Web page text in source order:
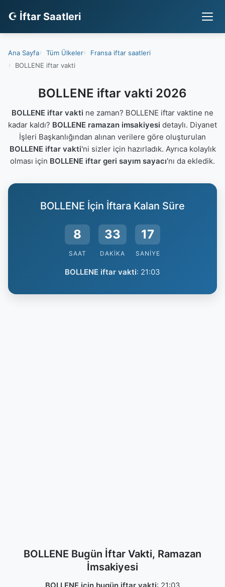
☪ İftar Saatleri
Ana Sayfa Tüm Ülkeler
Fransa iftar saatleri
BOLLENE iftar vakti
BOLLENE iftar vakti 2026
BOLLENE iftar vakti ne zaman? BOLLENE iftar vaktine ne
kadar kaldı? BOLLENE ramazan imsakiyesi detaylı. Diyanet
İşleri Başkanlığından alınan verilere göre oluşturulan
BOLLENE iftar vakti'ni sizler için hazırladık. Ayrıca kolaylık
olması için BOLLENE iftar geri sayım sayacı'nı da ekledik.
BOLLENE İçin İftara Kalan Süre
8
SAAT
33
DAKIKA
17
SANIYE
BOLLENE iftar vakti: 21:03
BOLLENE Bugün İftar Vakti, Ramazan
İmsakiyesi